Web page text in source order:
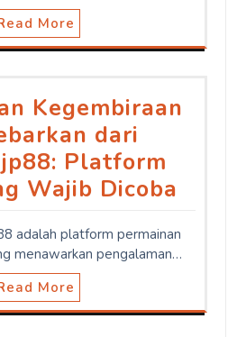
More
Kegembiraan
dari
Platform
Wajib Dicoba
adalah platform permainan
menawarkan pengalaman…
More